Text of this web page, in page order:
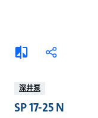
添
加
较
分
深井泵
SP 17-25 N